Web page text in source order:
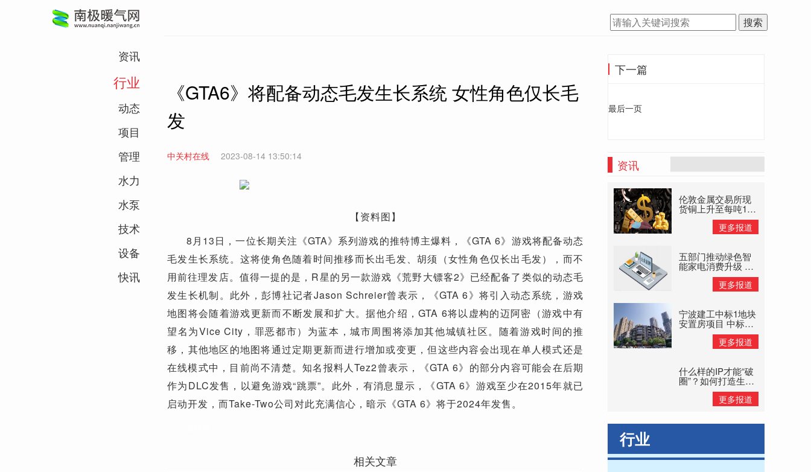
资讯
行业
动态
项目
管理
水力
水泵
技术
设备
快讯
搜索
《GTA6》将配备动态毛发生长系统 女性角色仅长毛
发
中关村在线 2023-08-14 13:50:14
【资料图】
8月13日，一位长期关注《GTA》系列游戏的推特博主爆料，《GTA 6》游戏将配备动态
毛发生长系统。这将使角色随着时间推移而长出毛发、胡须（女性角色仅长出毛发），而不
用前往理发店。值得一提的是，R星的另一款游戏《荒野大镖客2》已经配备了类似的动态毛
发生长机制。此外，彭博社记者Jason Schreier曾表示，《GTA 6》将引入动态系统，游戏
地图将会随着游戏更新而不断发展和扩大。据他介绍，GTA 6将以虚构的迈阿密（游戏中有
望名为Vice City，罪恶都市）为蓝本，城市周围将添加其他城镇社区。随着游戏时间的推
移，其他地区的地图将通过定期更新而进行增加或变更，但这些内容会出现在单人模式还是
在线模式中，目前尚不清楚。知名报料人Tez2曾表示，《GTA 6》的部分内容可能会在后期
作为DLC发售，以避免游戏“跳票”。此外，有消息显示，《GTA 6》游戏至少在2015年就已
启动开发，而Take-Two公司对此充满信心，暗示《GTA 6》将于2024年发售。
相关文章
下一篇
最后一页
资讯
伦敦金属交易所现
货铜上升至每吨145
美元高位 大宗商品
更多报道
五部门推动绿色智
能家电消费升级 以
旧换新补贴惠民
更多报道
宁波建工中标1地块
安置房项目 中标价
格8.11亿元
更多报道
什么样的IP才能“破
圈”？如何打造生命
力持久的IP？
更多报道
行业